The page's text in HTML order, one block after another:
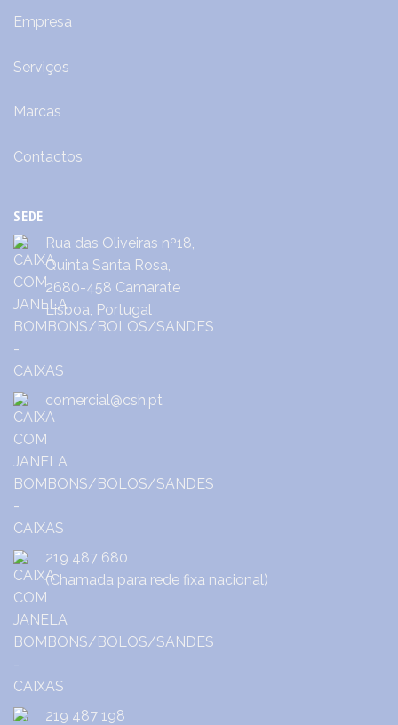
Empresa
Serviços
Marcas
Contactos
SEDE
Rua das Oliveiras nº18,
Quinta Santa Rosa,
2680-458 Camarate
Lisboa, Portugal
comercial@csh.pt
219 487 680
(Chamada para rede fixa nacional)
219 487 198